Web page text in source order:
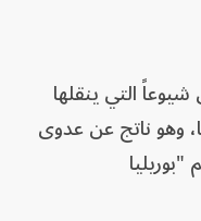
التي ينقلها
وهو ناتج عن عدوى